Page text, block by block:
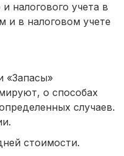
налогового учета в
и в налоговом учете
«Запасы»
о способах
случаев.
стоимости.